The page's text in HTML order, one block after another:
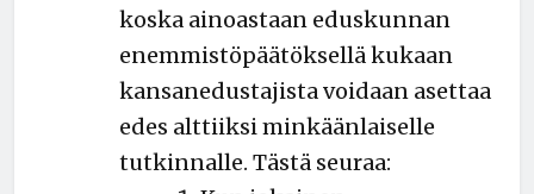
koska ainoastaan eduskunnan
enemmistöpäätöksellä kukaan
kansanedustajista voidaan asettaa
edes alttiiksi minkäänlaiselle
tutkinnalle. Tästä seuraa: